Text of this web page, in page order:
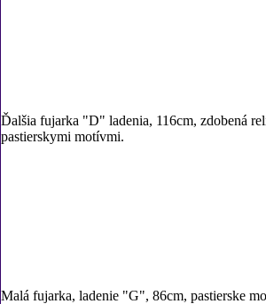
Ďalšia fujarka "D" ladenia, 116cm, zdobená
pastierskymi motívmi.
Malá fujarka, ladenie "G", 86cm, pastierske